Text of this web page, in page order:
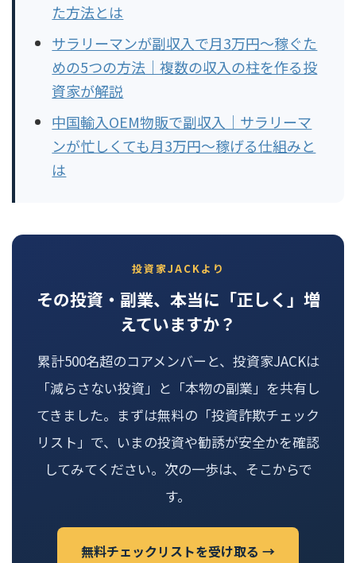
た方法とは
サラリーマンが副収入で月3万円〜稼ぐた
めの5つの方法｜複数の収入の柱を作る投
資家が解説
中国輸入OEM物販で副収入｜サラリーマ
ンが忙しくても月3万円〜稼げる仕組みと
は
投資家JACKより
その投資・副業、本当に「正しく」増
えていますか？
累計500名超のコアメンバーと、投資家JACKは
「減らさない投資」と「本物の副業」を共有し
てきました。まずは無料の「投資詐欺チェック
リスト」で、いまの投資や勧誘が安全かを確認
してみてください。次の一歩は、そこからで
す。
無料チェックリストを受け取る →